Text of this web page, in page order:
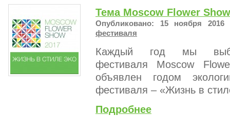
Тема Moscow Flower
Опубликовано: 15 ноября
фестиваля
Каждый год мы
фестиваля Moscow
объявлен годом
фестиваля – «Жизнь в
Подробнее